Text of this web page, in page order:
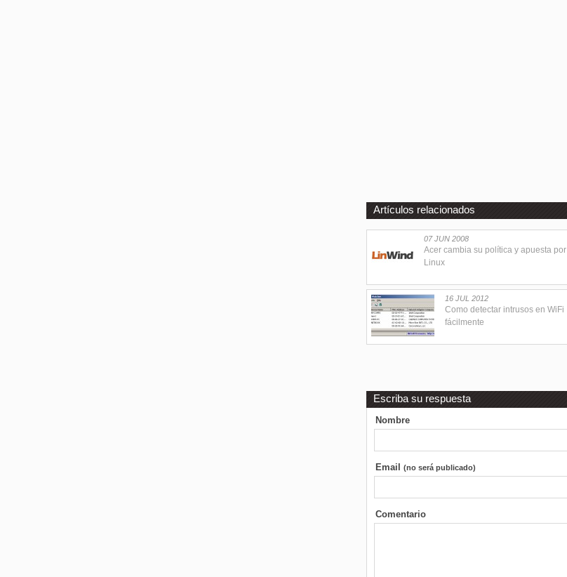
Artículos relacionados
07 JUN 2008
Acer cambia su política y apuesta por
Linux
16 JUL 2012
Como detectar intrusos en WiFi
fácilmente
Escriba su respuesta
Nombre
Email (no será publicado)
Comentario